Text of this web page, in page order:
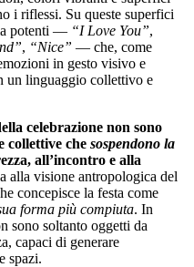
i riflessi. Su queste superfici
potenti — “I Love You”,
, “Nice” — che, come
in gesto visivo e
un linguaggio collettivo e
celebrazione non sono
collettive che sospendono la
all’incontro e alla
alla visione antropologica del
concepisce la festa come
forma più compiuta. In
sono soltanto oggetti da
capaci di generare
spazi.